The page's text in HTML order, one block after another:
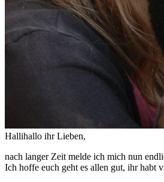
Hallihallo ihr Lieben,
nach langer Zeit melde ich mich nun
Ich hoffe euch geht es allen gut, ihr habt